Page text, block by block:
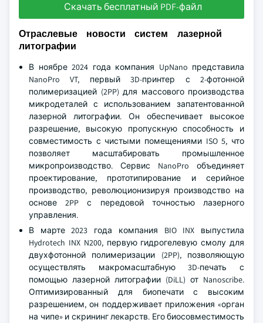
Скачать бесплатный PDF-файл
Отраслевые новости систем лазерной
литографии
В ноябре 2024 года компания UpNano представила
NanoPro VT, первый 3D-принтер с 2-фотонной
полимеризацией (2PP) для массового производства
микродеталей с использованием запатентованной
лазерной литографии. Он обеспечивает высокое
разрешение, высокую пропускную способность и
совместимость с чистыми помещениями ISO 5, что
позволяет масштабировать промышленное
микропроизводство. Сервис NanoPro объединяет
проектирование, прототипирование и серийное
производство, революционизируя производство на
основе 2PP с передовой точностью лазерного
управления.
В марте 2023 года компания BIO INX выпустила
Hydrotech INX N200, первую гидрогелевую смолу для
двухфотонной полимеризации (2PP), позволяющую
осуществлять макромасштабную 3D-печать с
помощью лазерной литографии (DiLL) от Nanoscribe.
Оптимизированный для биопечати с высоким
разрешением, он поддерживает приложения «орган
на чипе» и скрининг лекарств. Его биосовместимость